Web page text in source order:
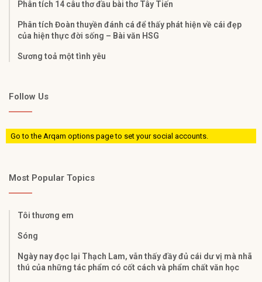
Phân tích 14 câu thơ đầu bài thơ Tây Tiến
Phân tích Đoàn thuyền đánh cá để thấy phát hiện về cái đẹp
của hiện thực đời sống – Bài văn HSG
Sương toả một tình yêu
Follow Us
Go to the Arqam options page to set your social accounts.
Most Popular Topics
Tôi thương em
Sóng
Ngày nay đọc lại Thạch Lam, vẫn thấy đầy đủ cái dư vị mà nhã
thú của những tác phẩm có cốt cách và phẩm chất văn học